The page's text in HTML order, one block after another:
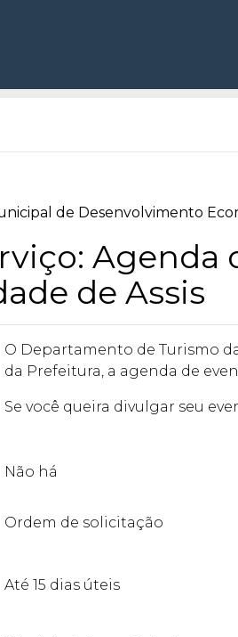
de Desenvolvimento
Agenda
de Assis
O Departamento de Turismo
da Prefeitura, a agenda de
Se você queira divulgar seu
Não há
Ordem de solicitação
Até 15 dias úteis